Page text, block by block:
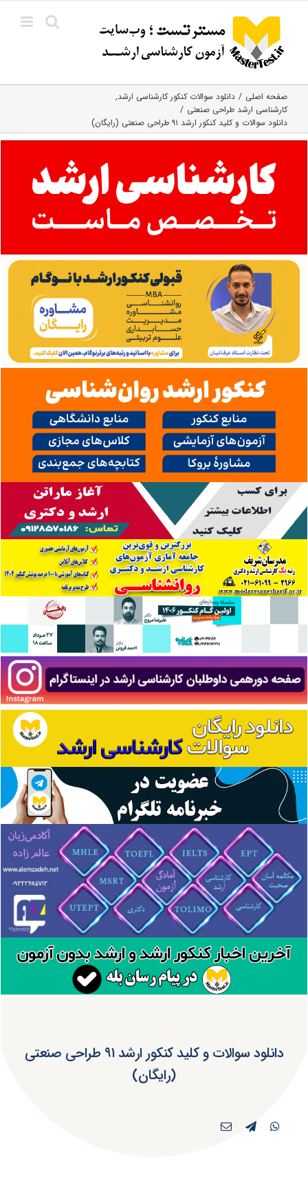
content
صفحه اصلی
دانلود سوالات کنکور کارشناسی ارشد
کارشناسی ارشد طراحی صنعتی
دانلود سوالات و کلید کنکور ارشد ۹۱ طراحی صنعتی (رایگان)
دانلود سوالات و کلید کنکور ارشد ۹۱ طراحی صنعتی
(رایگان)